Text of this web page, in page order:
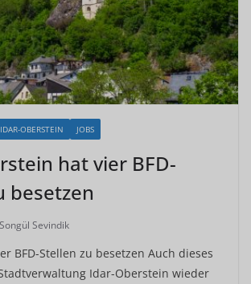
IDAR-OBERSTEIN JOBS
hat vier BFD-
besetzen
Songül Sevindik
BFD-Stellen zu besetzen Auch dieses
Idar-Oberstein wieder